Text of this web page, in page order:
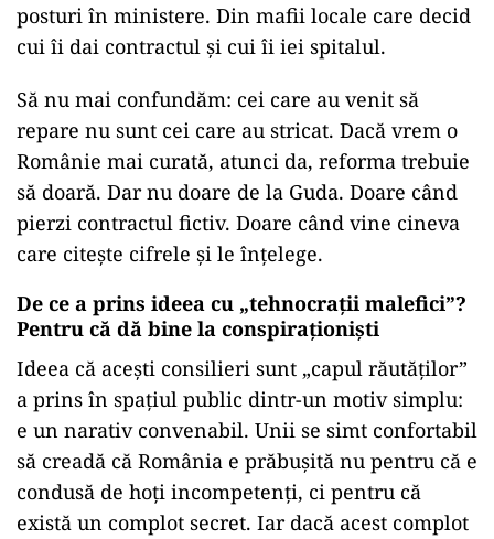
posturi în ministere. Din mafii locale care decid
cui îi dai contractul și cui îi iei spitalul.
Să nu mai confundăm: cei care au venit să
repare nu sunt cei care au stricat. Dacă vrem o
Românie mai curată, atunci da, reforma trebuie
să doară. Dar nu doare de la Guda. Doare când
pierzi contractul fictiv. Doare când vine cineva
care citește cifrele și le înțelege.
De ce a prins ideea cu „tehnocrații malefici”?
Pentru că dă bine la conspiraționiști
Ideea că acești consilieri sunt „capul răutăților”
a prins în spațiul public dintr-un motiv simplu:
e un narativ convenabil. Unii se simt confortabil
să creadă că România e prăbușită nu pentru că e
condusă de hoți incompetenți, ci pentru că
există un complot secret. Iar dacă acest complot